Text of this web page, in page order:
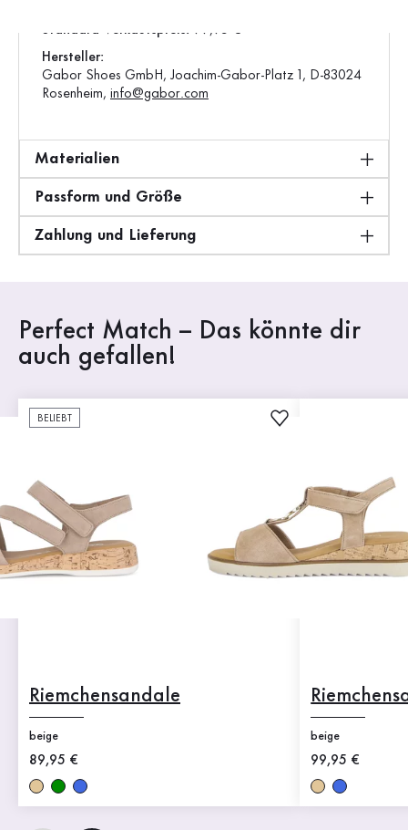
Standard-Verkaufspreis: 99,95 €
Hersteller:
Gabor Shoes GmbH, Joachim-Gabor-Platz 1, D-83024
Rosenheim, info@gabor.com
Materialien
Passform und Größe
Zahlung und Lieferung
Perfect Match – Das könnte dir
auch gefallen!
BELIEBT
Riemchensandale
beige
Neuer Preis
89,95 €
beige
Neuer Preis
99,95 €